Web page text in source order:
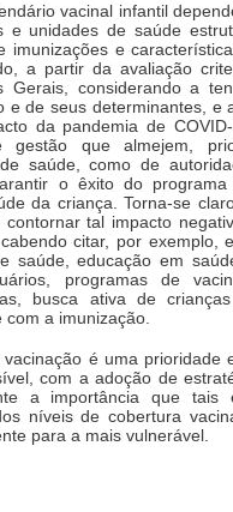
vacinal infantil
e unidades de saúde
imunizações e
a partir da avaliação
considerando a
de seus determinantes, e
da pandemia de
que almejem,
saúde, como de
o êxito do
da criança. Torna-se
tal impacto
citar, por exemplo,
saúde, educação em
programas de
busca ativa de
a imunização.
é uma prioridade
com a adoção de
a importância que tais
níveis de cobertura
para a mais vulnerável.